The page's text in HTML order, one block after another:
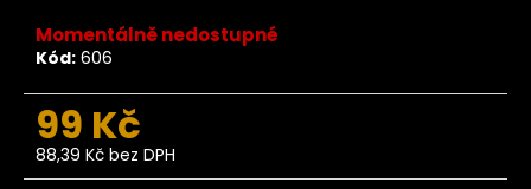
Momentálně nedostupné
Kód: 606
99 Kč
88,39 Kč bez DPH
Měrná
o
u
u